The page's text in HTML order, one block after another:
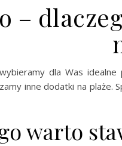
–
dla Was
inne dodatki na plaże.
warto